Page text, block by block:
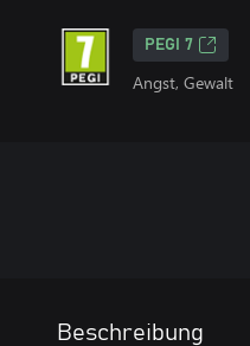
PEGI 7
Angst, Gewalt
Beschreibung